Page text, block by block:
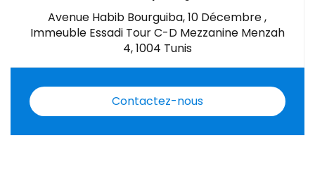
Avenue Habib Bourguiba, 10 Décembre ,
Immeuble Essadi Tour C-D Mezzanine Menzah
4, 1004 Tunis
Contactez-nous